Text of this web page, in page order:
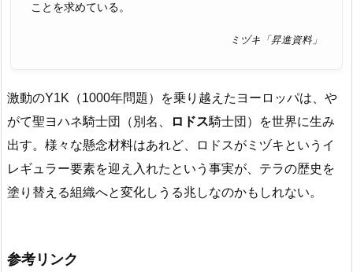
ことを求めている。
ミヅキ「昇進資料」
激動のY1K（1000年問題）を乗り越えたヨーロッパは、や
がて聖ヨハネ騎士団（別名、
ロドス騎士団）を世界に生み
出す。様々な懸念材料はあれど、ロドスがミヅキというイ
レギュラー要素を迎え入れたという事実が、テラの歴史を
塗り替える組織へと変化しうる兆しなのかもしれない。
参考リンク